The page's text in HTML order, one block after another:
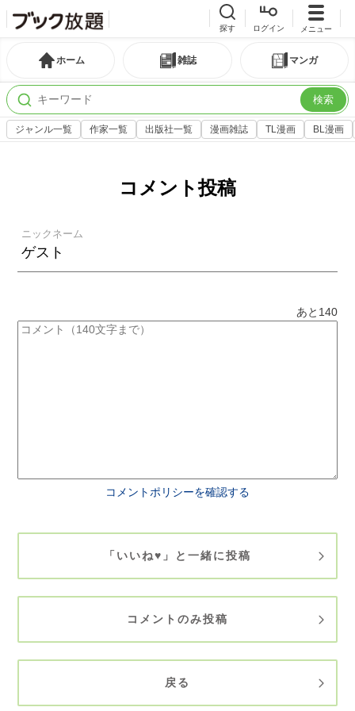
探す ログイン メニュー
ホーム 雑誌 マンガ
検索
ジャンル一覧 作家一覧 出版社一覧 漫画雑誌 TL漫画 BL漫画
コメント投稿
ニックネーム
あと 140
コメントポリシーを確認する
「いいね♥」と一緒に投稿
コメントのみ投稿
戻る